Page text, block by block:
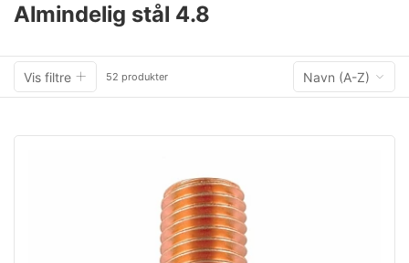
Almindelig stål 4.8
Vis filtre 52 produkter Navn (A-Z)